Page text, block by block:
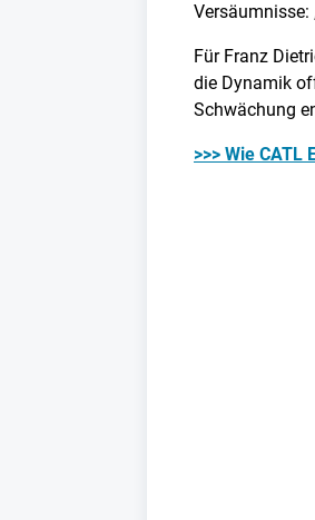
Versäumnisse:
Für Franz
die Dynamik
Schwächung
>>> Wie